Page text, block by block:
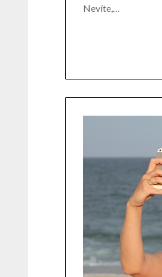
Nevíte,…